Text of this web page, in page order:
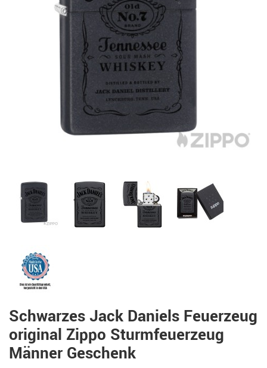
Schwarzes Jack Daniels Feuerzeug
original Zippo Sturmfeuerzeug
Männer Geschenk